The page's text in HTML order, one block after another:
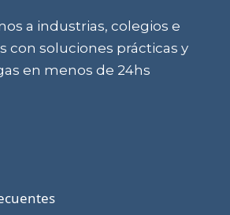
a industrias, colegios e
con soluciones prácticas y
en menos de 24hs